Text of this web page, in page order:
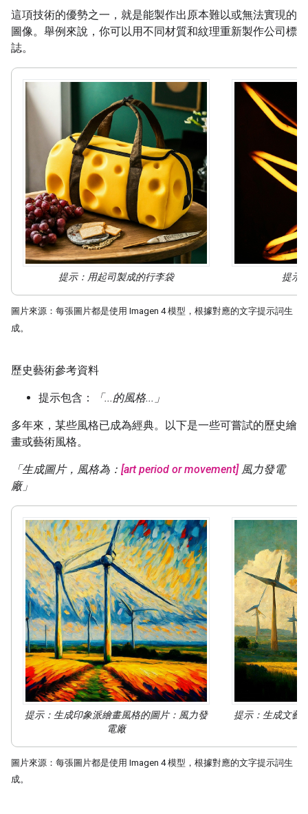
這項技術的優勢之一，就是能製作出原本難以或無法實現的
圖像。舉例來說，你可以用不同材質和紋理重新製作公司標
誌。
提示：用起司製成的行李袋 提示
圖片來源：每張圖片都是使用 Imagen 4 模型，根據對應的文字提示詞生
成。
歷史藝術參考資料
提示包含： 「...的風格...」
多年來，某些風格已成為經典。以下是一些可嘗試的歷史繪
畫或藝術風格。
「生成圖片，風格為： [art period or movement] 風力發電
廠」
提示：生成印象派繪畫風格的圖片：風力發
電廠
提示：生成文藝
圖片來源：每張圖片都是使用 Imagen 4 模型，根據對應的文字提示詞生
成。